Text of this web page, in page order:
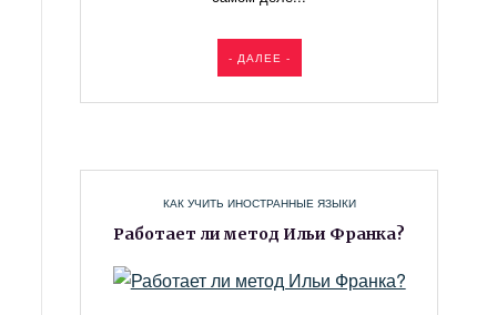
- ДАЛЕЕ -
КАК УЧИТЬ ИНОСТРАННЫЕ ЯЗЫКИ
Работает ли метод Ильи Франка?